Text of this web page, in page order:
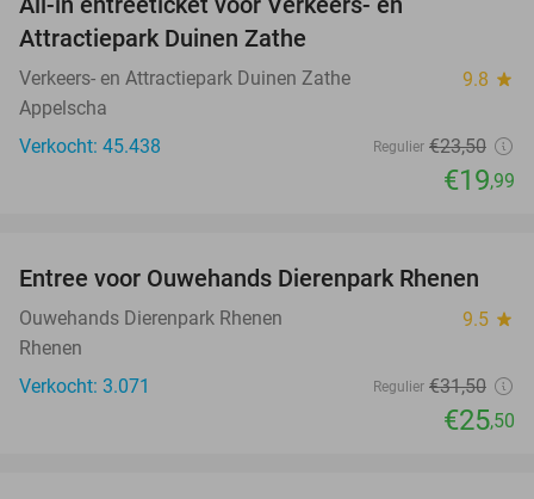
Attractiepark Duinen Zathe
Verkeers- en Attractiepark Duinen Zathe 9.8 star
Appelscha
Verkocht: 45.438
Regulier €23,50
€19,99
19%
Entree voor Ouwehands Dierenpark Rhenen
Ouwehands Dierenpark Rhenen 9.5 star
Rhenen
Verkocht: 3.071
Regulier €31,50
€25,50